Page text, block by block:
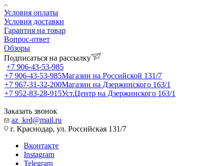
Условия оплаты
Условия доставки
Гарантия на товар
Вопрос-ответ
Обзоры
Подписаться на рассылку
+7 906-43-53-985
+7 906-43-53-985Магазин на Российской 131/7
+7 967-31-32-200Магазин на Дзержинского 163/1
+7 952-83-28-915Уст.Центр на Дзержинского 163/1
Заказать звонок
az_krd@mail.ru
г. Краснодар, ул. Российская 131/7
Вконтакте
Instagram
Telegram